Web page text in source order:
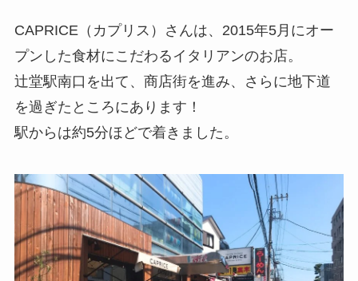
CAPRICE（カプリス）さんは、2015年5月にオー
プンした食材にこだわるイタリアンのお店。
辻堂駅南口を出て、商店街を進み、さらに地下道
を過ぎたところにあります！
駅からは約5分ほどで着きました。